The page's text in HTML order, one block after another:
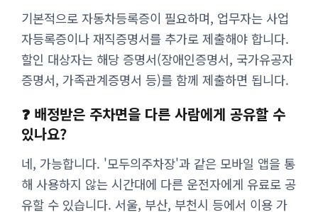
기본적으로 자동차등록증이 필요하며, 업무자는 사업
자등록증이나 재직증명서를 추가로 제출해야 합니다.
할인 대상자는 해당 증명서(장애인증명서, 국가유공자
증명서, 가족관계증명서 등)를 함께 제출하면 됩니다.
❓ 배정받은 주차면을 다른 사람에게 공유할 수
있나요?
네, 가능합니다. '모두의주차장'과 같은 모바일 앱을 통
해 사용하지 않는 시간대에 다른 운전자에게 유료로 공
유할 수 있습니다. 서울, 부산, 부천시 등에서 이용 가